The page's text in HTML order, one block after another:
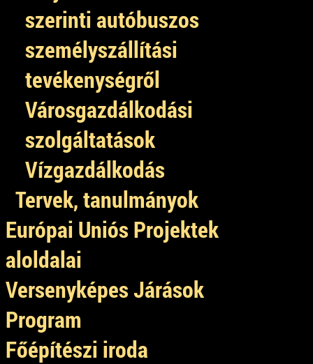
szerinti autóbuszos
személyszállítási
tevékenységről
Városgazdálkodási
szolgáltatások
Vízgazdálkodás
Tervek, tanulmányok
Európai Uniós Projektek
aloldalai
Versenyképes Járások
Program
Főépítészi iroda